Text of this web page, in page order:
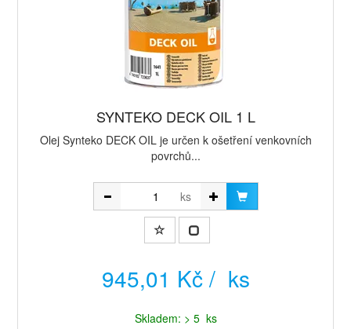
SYNTEKO DECK OIL 1 L
Olej Synteko DECK OIL je určen k ošetření venkovních
povrchů...
ks
945,01 Kč / ks
Skladem: > 5 ks